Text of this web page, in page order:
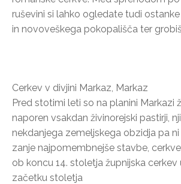
ruševini si lahko ogledate tudi
in novoveškega pokopališča ter
Cerkev v divjini Markaz, Markaz
Pred stotimi leti so na planini Markazi
naporen vsakdan živinorejski pastirji,
nekdanjega zemeljskega obzidja pa
zanje najpomembnejše stavbe,
ob koncu 14. stoletja župnijska
začetku stoletja